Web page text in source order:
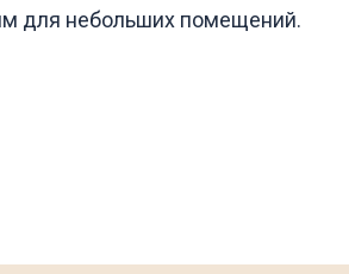
для небольших помещений.